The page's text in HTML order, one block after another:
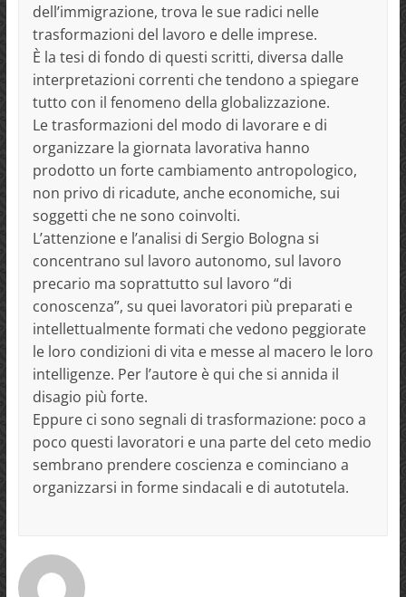
dell’immigrazione, trova le sue radici nelle
trasformazioni del lavoro e delle imprese.
È la tesi di fondo di questi scritti, diversa dalle
interpretazioni correnti che tendono a spiegare
tutto con il fenomeno della globalizzazione.
Le trasformazioni del modo di lavorare e di
organizzare la giornata lavorativa hanno
prodotto un forte cambiamento antropologico,
non privo di ricadute, anche economiche, sui
soggetti che ne sono coinvolti.
L’attenzione e l’analisi di Sergio Bologna si
concentrano sul lavoro autonomo, sul lavoro
precario ma soprattutto sul lavoro “di
conoscenza”, su quei lavoratori più preparati e
intellettualmente formati che vedono peggiorate
le loro condizioni di vita e messe al macero le loro
intelligenze. Per l’autore è qui che si annida il
disagio più forte.
Eppure ci sono segnali di trasformazione: poco a
poco questi lavoratori e una parte del ceto medio
sembrano prendere coscienza e cominciano a
organizzarsi in forme sindacali e di autotutela.